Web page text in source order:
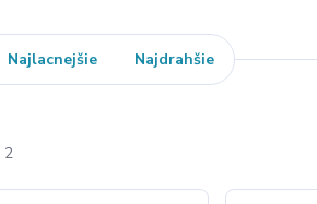
Najlacnejšie Najdrahšie
2